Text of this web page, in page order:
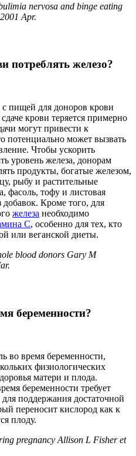
nervosa and binge eating
Apr.
потреблять железо?
пищей для доноров крови
крови теряется примерно
могут привести к
потенциально может вызвать
Чтобы ускорить
уровень железа, донорам
продукты, богатые железом,
рыбу и растительные
фасоль, тофу и листовая
добавок. Кроме того, для
железа необходимо
С, особенно для тех, кто
или веганской диеты.
blood donors Gary M
беременности?
во время беременности,
физиологических
матери и плода.
беременности требует
поддержания достаточной
переносит кислород как к
плоду.
pregnancy Allison L Fisher et